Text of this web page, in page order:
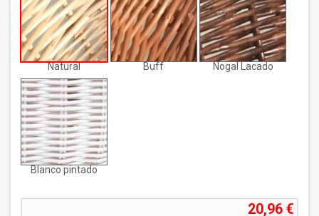
Natural Buff Nogal Lacado
Blanco pintado
20,96 €